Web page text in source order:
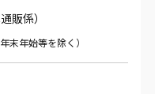
販係）
末年始等を除く）